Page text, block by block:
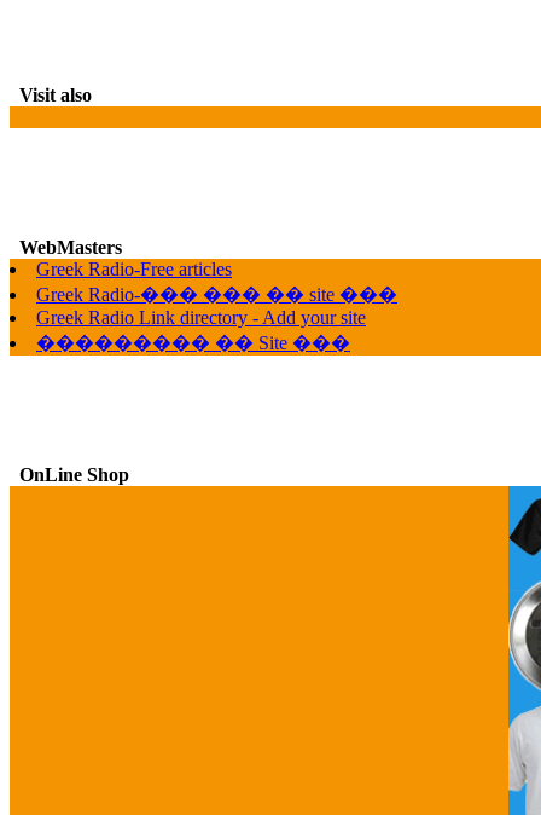
Visit also
WebMasters
Greek Radio-Free articles
Greek Radio-��� ��� �� site ���
Greek Radio Link directory - Add your site
��������� �� Site ���
OnLine Shop